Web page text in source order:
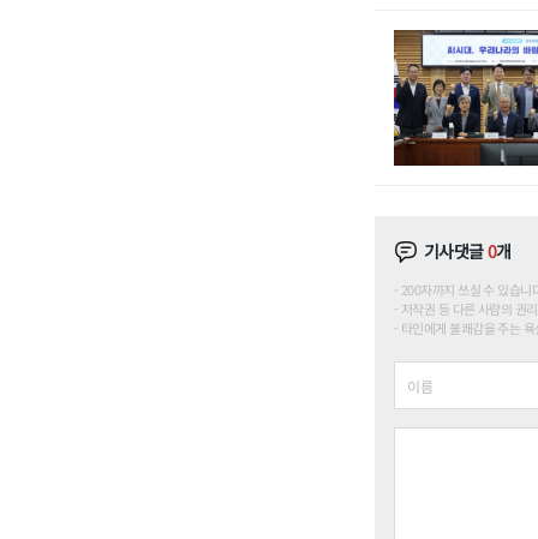
기사댓글0개
200자까지 쓰실 수 있습
저작권 등 다른 사람의 권
타인에게 불쾌감을 주는